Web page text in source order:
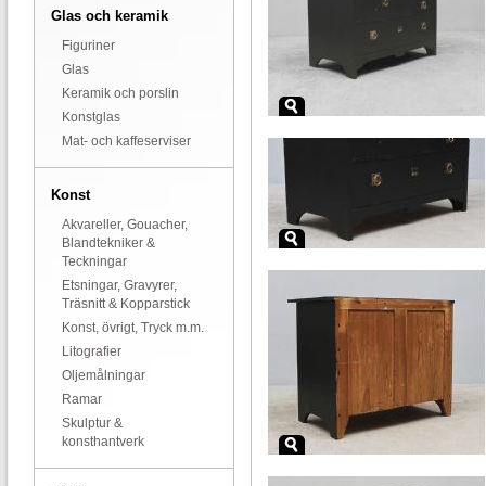
Glas och keramik
Figuriner
Glas
Keramik och porslin
Konstglas
Mat- och kaffeserviser
Konst
Akvareller, Gouacher,
Blandtekniker &
Teckningar
Etsningar, Gravyrer,
Träsnitt & Kopparstick
Konst, övrigt, Tryck m.m.
Litografier
Oljemålningar
Ramar
Skulptur &
konsthantverk